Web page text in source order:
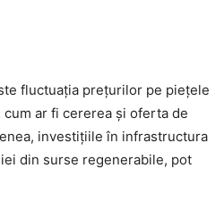
fluctuația prețurilor pe piețele
ar fi cererea și oferta de
investițiile în infrastructura
din surse regenerabile, pot